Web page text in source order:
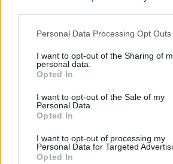
Personal Data Processing Opt Outs
I want to opt-out of the Sharing of
personal data.
Opted In
I want to opt-out of the Sale of my
Personal Data.
Opted In
I want to opt-out of processing my
Personal Data for Targeted
Opted In